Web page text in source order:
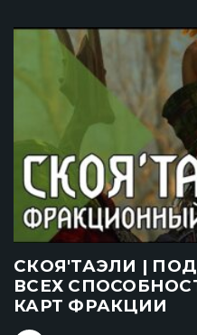
СКОЯ'ТАЭЛИ |
ВСЕХ
КАРТ ФРАКЦИИ